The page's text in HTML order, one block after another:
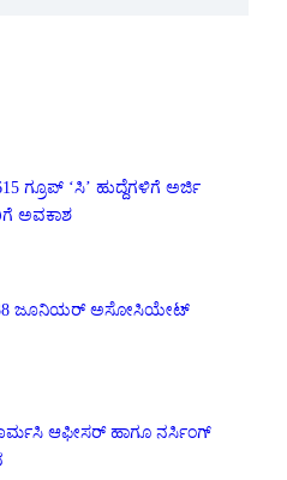
ಗ್ರೂಪ್ ‘ಸಿ’ ಹುದ್ದೆಗಳಿಗೆ ಅರ್ಜಿ
ಅವಕಾಶ
ಜೂನಿಯರ್ ಅಸೋಸಿಯೇಟ್
ಫಾರ್ಮಸಿ ಆಫೀಸರ್ ಹಾಗೂ ನರ್ಸಿಂಗ್